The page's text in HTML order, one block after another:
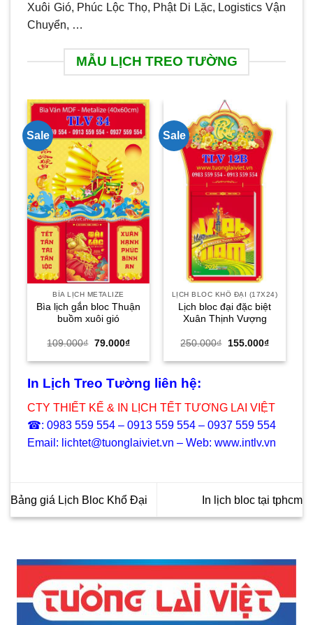
Xuôi Gió, Phúc Lộc Thọ, Phật Di Lặc, Logistics Vận
Chuyển, …
MẪU LỊCH TREO TƯỜNG
Sale
BÌA LỊCH METALIZE
Bìa lịch gắn bloc Thuận
buồm xuôi gió
109.000₫ Giá
là:
79.000₫Giá
tại
79.000₫.
Sale
LỊCH BLOC KHỔ ĐẠI (17X24)
Lịch bloc đại đặc biệt
Xuân Thịnh Vượng
250.000₫
Giá
là:
155.000₫Giá
tại
In Lịch Treo Tường liên hệ:
CTY THIẾT KẾ & IN LỊCH TẾT TƯƠNG LAI VIỆT
☎: 0983 559 554 – 0913 559 554 – 0937 559 554
Email: lichtet@tuonglaiviet.vn – Web: www.intlv.vn
Bảng giá Lịch Bloc Khổ Đại In lịch bloc tại tphcm